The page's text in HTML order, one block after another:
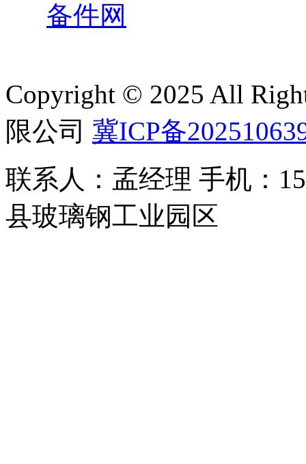
备件网
Copyright © 2025 All
限公司 冀ICP备
联系人：孟经理 手机：
县玻璃钢工业园区